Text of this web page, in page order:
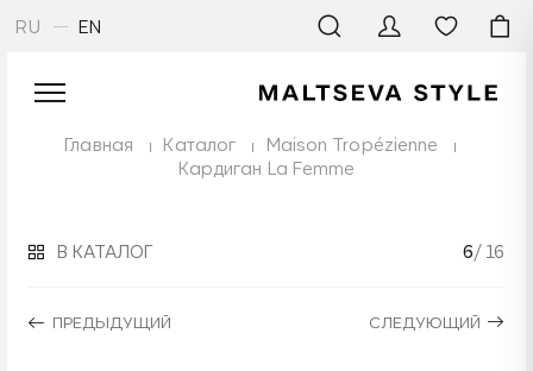
RU EN
Главная Каталог
Maison Tropézienne
Кардиган La Femme
В КАТАЛОГ
ПРЕДЫДУЩИЙ
6/ 16
СЛЕДУЮЩИЙ